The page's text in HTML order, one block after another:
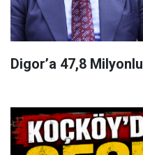
Digor’a 47,8